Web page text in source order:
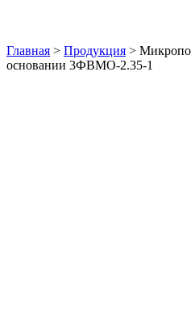
Главная > Продукция >
основании 3ФВМO-2.35-1